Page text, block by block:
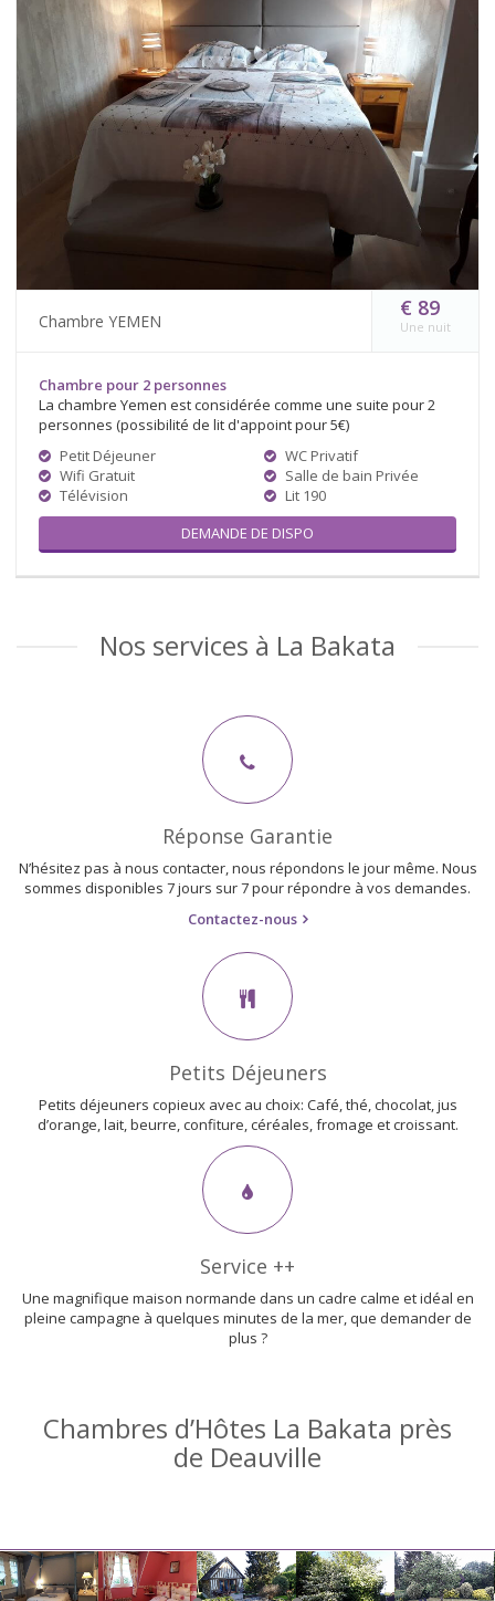
Chambre YEMEN
€ 89
Une nuit
Chambre pour 2 personnes
La chambre Yemen est considérée comme une suite pour 2
personnes (possibilité de lit d'appoint pour 5€)
Petit Déjeuner
Wifi Gratuit
Télévision
WC Privatif
Salle de bain Privée
Lit 190
DEMANDE DE DISPO
Nos services à La Bakata
Réponse Garantie
N’hésitez pas à nous contacter, nous répondons le jour même. Nous
sommes disponibles 7 jours sur 7 pour répondre à vos demandes.
Contactez-nous
Petits Déjeuners
Petits déjeuners copieux avec au choix: Café, thé, chocolat, jus
d’orange, lait, beurre, confiture, céréales, fromage et croissant.
Service ++
Une magnifique maison normande dans un cadre calme et idéal en
pleine campagne à quelques minutes de la mer, que demander de
plus ?
Chambres d’Hôtes La Bakata près
de Deauville